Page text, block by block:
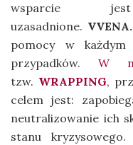
wsparcie
uzasadnione.
pomocy w
przypadków. W
tzw. WRAPPING,
celem jest:
neutralizowanie ich
stanu